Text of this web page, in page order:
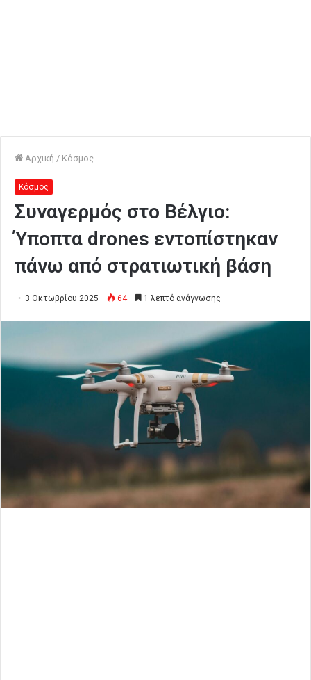
Αρχική / Κόσμος
Κόσμος
Συναγερμός στο Βέλγιο:
Ύποπτα drones εντοπίστηκαν
πάνω από στρατιωτική βάση
3 Οκτωβρίου 2025 64 1 λεπτό ανάγνωσης